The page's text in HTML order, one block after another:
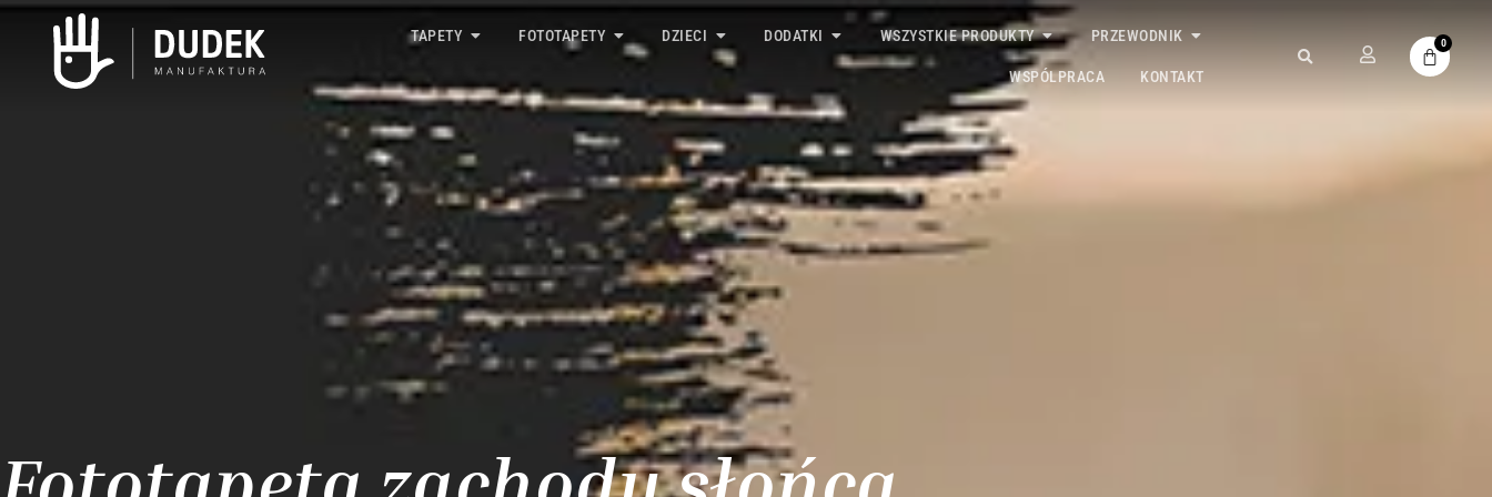
TAPETY FOTOTAPETY DZIECI DODATKI WSZYSTKIE PRODUKTY PRZEWODNIK
WSPÓLPRACA KONTAKT
0